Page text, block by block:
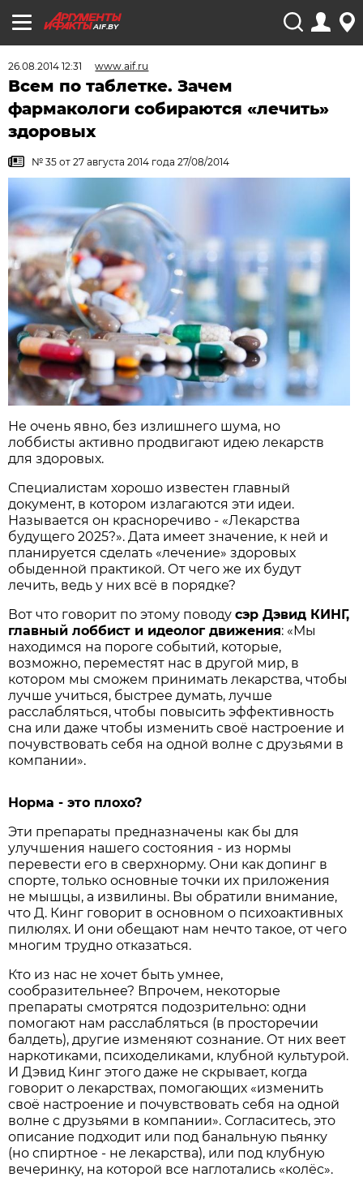
AIF.BY
26.08.2014 12:31 www.aif.ru
Всем по таблетке. Зачем
фармакологи собираются «лечить»
здоровых
№ 35 от 27 августа 2014 года 27/08/2014
Не очень явно, без излишнего шума, но
лоббисты активно продвигают идею лекарств
для здоровых.
Специалистам хорошо известен главный
документ, в котором излагаются эти идеи.
Называется он красноречиво - «Лекарст­ва
будущего 2025?». Дата имеет значение, к ней и
планируется сделать «лечение» здоровых
обыденной практикой. От чего же их будут
лечить, ведь у них всё в порядке?
Вот что говорит по этому поводусэр Дэвид КИНГ,
главный лоббист и идеолог движения: «Мы
находимся на пороге событий, которые,
возможно, переместят нас в другой мир, в
котором мы сможем принимать лекарства, чтобы
лучше учиться, быстрее думать, лучше
расслабляться, чтобы повысить эффективность
сна или даже чтобы изменить своё настроение и
почувствовать себя на одной волне с друзьями в
компании».
Норма - это плохо?
Эти препараты предназначены как бы для
улучшения нашего состояния - из нормы
перевести его в сверхнорму. Они как допинг в
спорте, только основные точки их приложения
не мышцы, а извилины. Вы обратили внимание,
что Д. Кинг говорит в основном о психоактивных
пилюлях. И они обещают нам нечто такое, от чего
многим трудно отказаться.
Кто из нас не хочет быть умнее,
сообразительнее? Впрочем, некоторые
препараты смотрятся подозрительно: одни
помогают нам расслабляться (в просторечии
балдеть), другие изменяют сознание. От них веет
наркотиками, психоделиками, клубной культурой.
И Дэвид Кинг этого даже не скрывает, когда
говорит о лекарствах, помогающих «изменить
своё настроение и почувствовать себя на одной
волне с друзьями в компании». Согласитесь, это
описание подходит или под банальную пьянку
(но спиртное - не лекарства), или под клубную
вечеринку, на которой все наглотались «колёс».